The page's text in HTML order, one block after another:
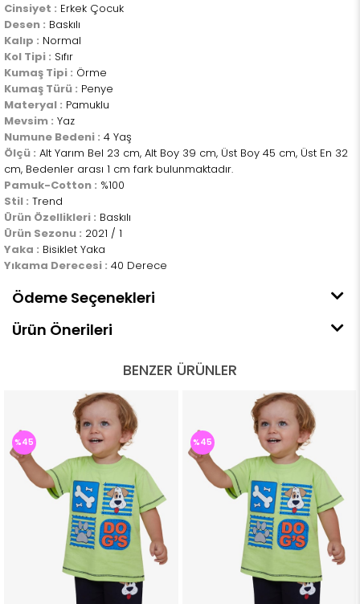
Cinsiyet : Erkek Çocuk
Desen : Baskılı
Kalıp : Normal
Kol Tipi : Sıfır
Kumaş Tipi : Örme
Kumaş Türü : Penye
Materyal : Pamuklu
Mevsim : Yaz
Numune Bedeni : 4 Yaş
Ölçü : Alt Yarım Bel 23 cm, Alt Boy 39 cm, Üst Boy 45 cm, Üst En 32
cm, Bedenler arası 1 cm fark bulunmaktadır.
Pamuk-Cotton : %100
Stil : Trend
Ürün Özellikleri : Baskılı
Ürün Sezonu : 2021 / 1
Yaka : Bisiklet Yaka
Yıkama Derecesi : 40 Derece
Ödeme Seçenekleri
Ürün Önerileri
BENZER ÜRÜNLER
%45 %45